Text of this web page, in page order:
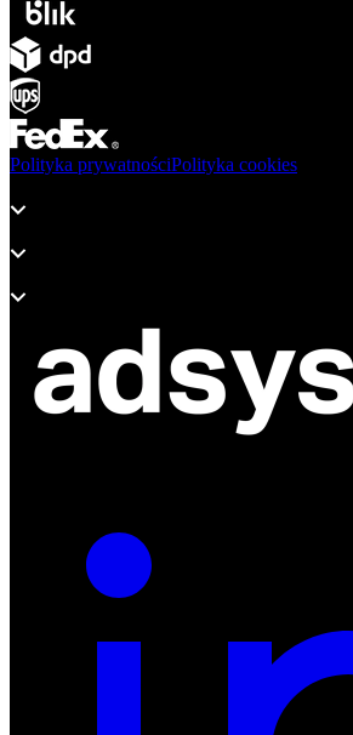
Polityka prywatnościPolityka cookies